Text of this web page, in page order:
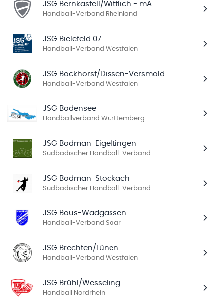
JSG Bernkastell/Wittlich - mA
Handball-Verband Rheinland
JSG Bielefeld 07
Handball-Verband Westfalen
JSG Bockhorst/Dissen-Versmold
Handball-Verband Westfalen
JSG Bodensee
Handballverband Württemberg
JSG Bodman-Eigeltingen
Südbadischer Handball-Verband
JSG Bodman-Stockach
Südbadischer Handball-Verband
JSG Bous-Wadgassen
Handball-Verband Saar
JSG Brechten/Lünen
Handball-Verband Westfalen
JSG Brühl/Wesseling
Handball Nordrhein